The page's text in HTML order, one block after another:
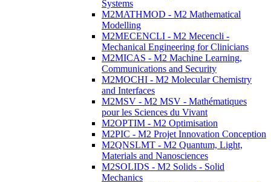
Systems
M2MATHMOD - M2 Mathematical
Modelling
M2MECENCLI - M2 Mecencli -
Mechanical Engineering for Clinicians
M2MICAS - M2 Machine Learning,
Communications and Security
M2MOCHI - M2 Molecular Chemistry
and Interfaces
M2MSV - M2 MSV - Mathématiques
pour les Sciences du Vivant
M2OPTIM - M2 Optimisation
M2PIC - M2 Projet Innovation Conception
M2QNSLMT - M2 Quantum, Light,
Materials and Nanosciences
M2SOLIDS - M2 Solids - Solid
Mechanics